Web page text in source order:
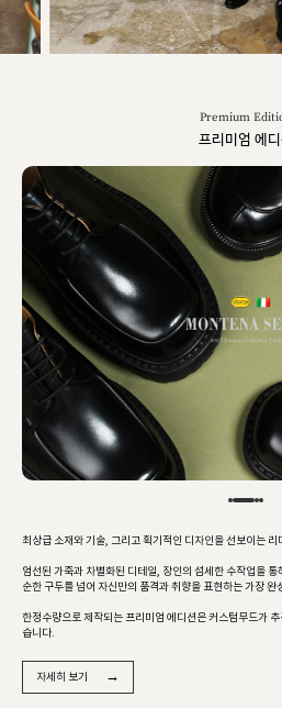
Premium
프리미엄 에
최상급 소재와 기술, 그리고 획기적인 디자인을 선보이는 리
엄선된 가죽과 차별화된 디테일, 장인의 섬세한 수작업을
순한 구두를 넘어 자신만의 품격과 취향을 표현하는 가장 완
한정수량으로 제작되는 프리미엄 에디션은 커스텀무드가
습니다.
자세히 보기 →